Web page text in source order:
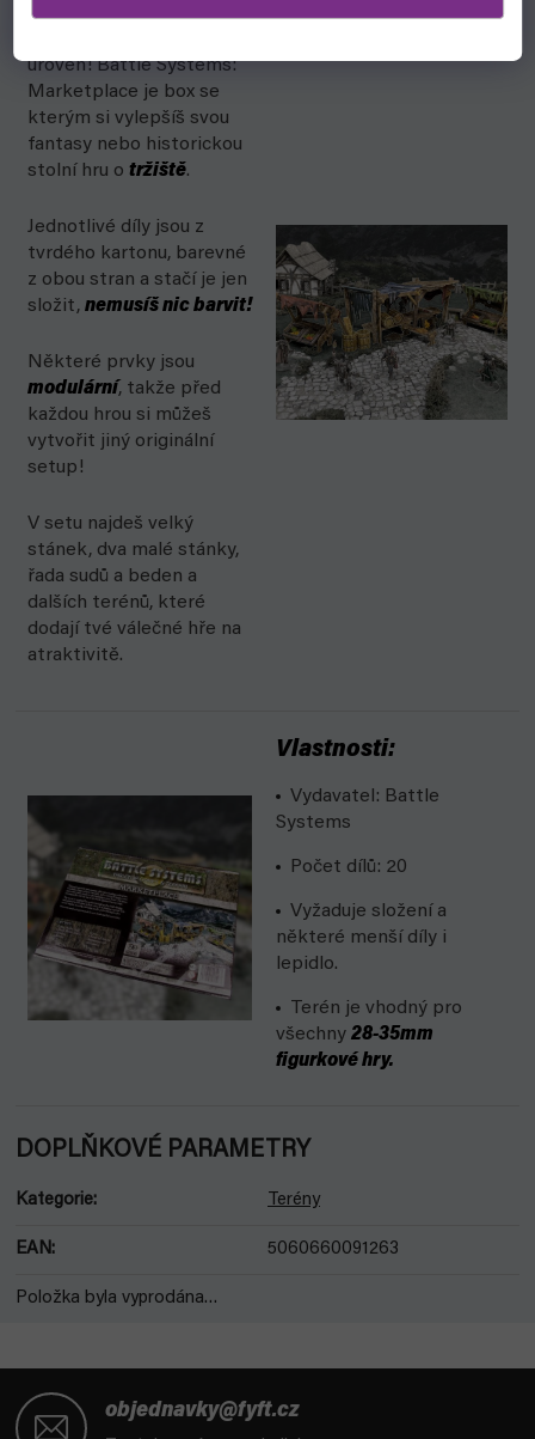
Pozvedni zážitek z
úroveň! Battle Systems:
Marketplace je box se
kterým si vylepšíš svou
fantasy nebo historickou
stolní hru o tržiště.
Jednotlivé díly jsou z
tvrdého kartonu, barevné
z obou stran a stačí je jen
složit, nemusíš nic barvit!
Některé prvky jsou
modulární, takže před
každou hrou si můžeš
vytvořit jiný originální
setup!
V setu najdeš velký
stánek, dva malé stánky,
řada sudů a beden a
dalších terénů, které
dodají tvé válečné hře na
atraktivitě.
Vlastnosti:
Vydavatel: Battle
Systems
Počet dílů: 20
Vyžaduje složení a
některé menší díly i
lepidlo.
Terén je vhodný pro
všechny 28-35mm
figurkové hry.
DOPLŇKOVÉ PARAMETRY
Kategorie: Terény
EAN: 5060660091263
Položka byla vyprodána…
objednavky@fyft.cz